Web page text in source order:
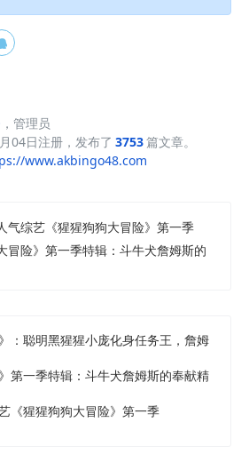
，管理员
04日注册，发布了 3753篇文章。
www.akbingo48.com
气综艺《猩猩狗狗大冒险》第一季
冒险》第一季特辑：斗牛犬詹姆斯的
：聪明黑猩猩小庞化身任务王，詹姆
第一季特辑：斗牛犬詹姆斯的奉献精
《猩猩狗狗大冒险》第一季